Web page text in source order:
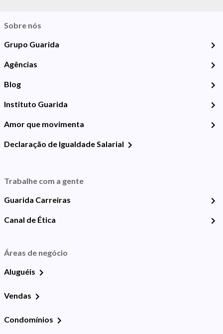
Sobre nós
Grupo Guarida
Agências
Blog
Instituto Guarida
Amor que movimenta
Declaração de Igualdade Salarial
Trabalhe com a gente
Guarida Carreiras
Canal de Ética
Áreas de negócio
Aluguéis
Vendas
Condomínios